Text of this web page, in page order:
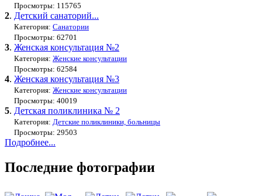
Просмотры: 115765
2. Детский санаторий...
Категория: Санатории
Просмотры: 62701
3. Женская консультация №2
Категория: Женские консультации
Просмотры: 62584
4. Женская консультация №3
Категория: Женские консультации
Просмотры: 40019
5. Детская поликлиника № 2
Категория: Детские поликлиники, больницы
Просмотры: 29503
Подробнее...
Последние фотографии